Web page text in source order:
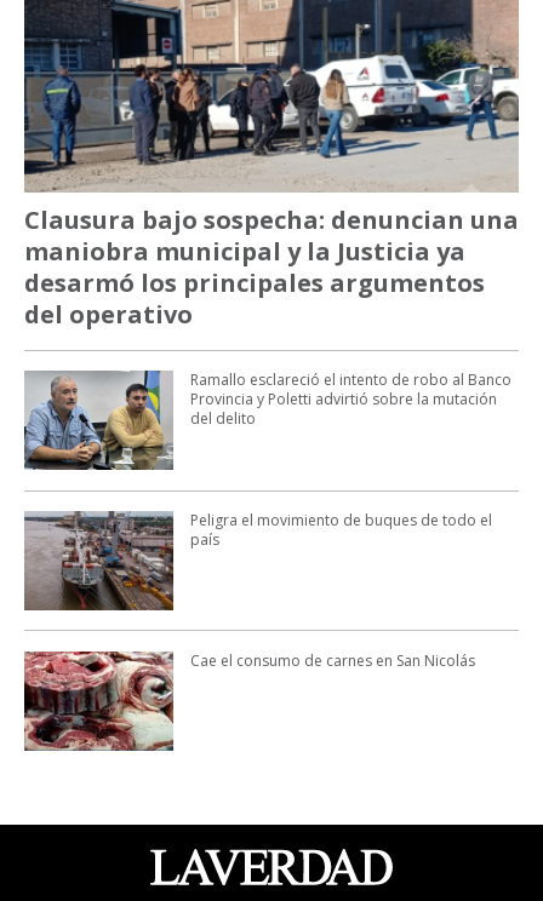
Clausura bajo sospecha: denuncian una
maniobra municipal y la Justicia ya
desarmó los principales argumentos
del operativo
Ramallo esclareció el intento de robo al Banco
Provincia y Poletti advirtió sobre la mutación
del delito
Peligra el movimiento de buques de todo el
país
Cae el consumo de carnes en San Nicolás